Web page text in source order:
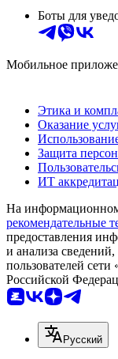
Боты для
Мобильное
Этика и
Оказание
Защита
ИТ
На
рекомендательные
предоставления
и анализа
пользователей
Российской
Русский